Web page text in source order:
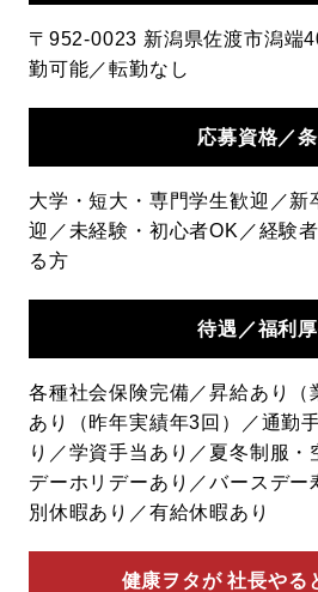
〒952-0023 新潟県佐渡市潟端
勤可能／転勤なし
応募資格／
大学・短大・専門学生歓迎／新
迎／未経験・初心者OK／経験
る方
待遇／福利
各種社会保険完備／昇給あり（
あり（昨年実績年3回）／通勤
り／学資手当あり／夏冬制服・
デーホリデーあり／バースデー
別休暇あり／有給休暇あり
健康ヲタが社長やる